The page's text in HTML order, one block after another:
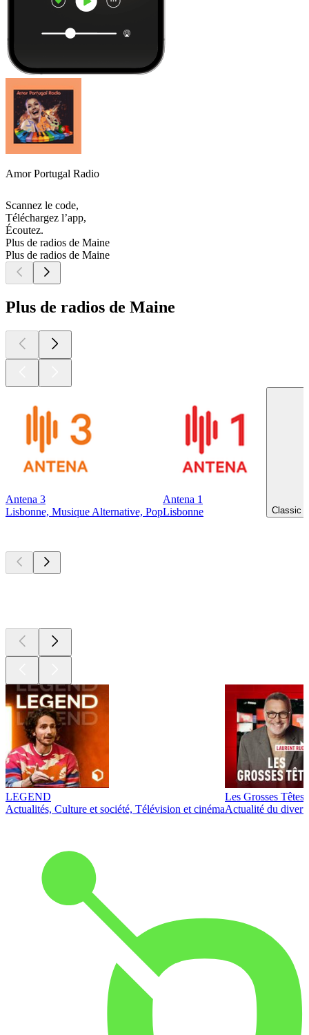
Amor Portugal Radio
Scannez le code,
Téléchargez l’app,
Écoutez.
Plus de radios de Maine
Plus de radios de Maine
Plus de radios de Maine
Antena 3
Lisbonne, Musique Alternative, Pop
Antena 1
Lisbonne
Classic
LEGEND
Actualités, Culture et société, Télévision et cinéma
Les Grosses Têtes
Actualité du